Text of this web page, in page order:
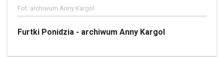
Fot. archiwum Anny Kargol
Furtki Ponidzia - archiwum Anny Kargol